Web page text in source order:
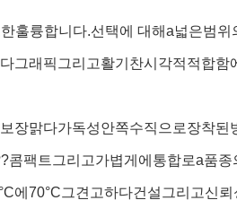
한훌륭합니다.선택에 대해a넓은범위
그래픽 그리고활기찬시각적적합함
보장맑다가독성안쪽수직으로장착된
콤팩트 그리고가볍게 에 통합로a품종
에 70°C그견고하다건설 그리고신뢰